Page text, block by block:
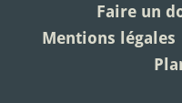
Faire un
Mentions légales